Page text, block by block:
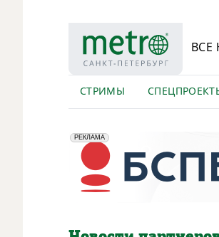
ВСЕ
СТРИМЫ
erid: 2VfnxyFybV5
РЕКЛАМА
ПАО "Банк "Санкт-Петербург", ИНН: